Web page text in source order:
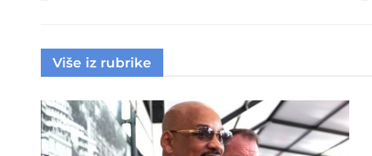
Više iz rubrike